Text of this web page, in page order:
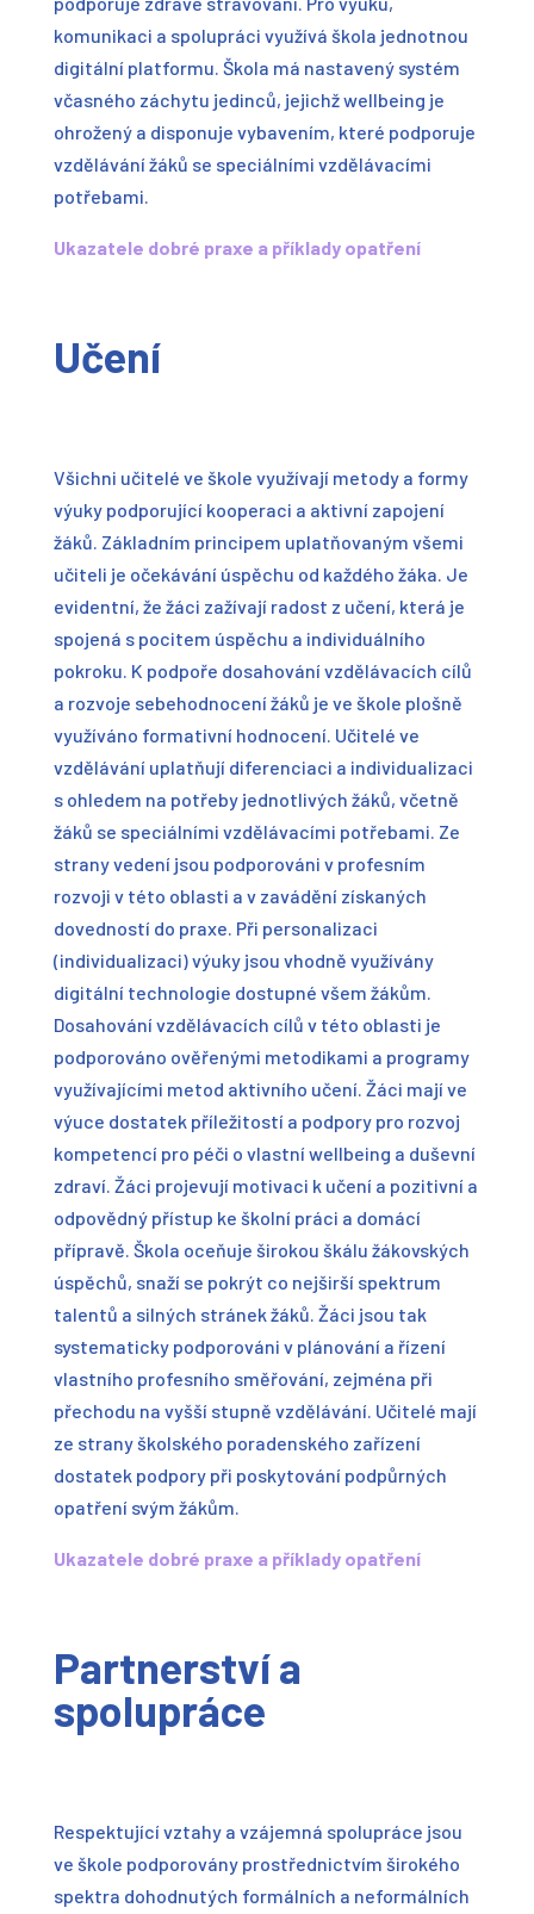
komunikaci a spolupráci využívá škola jednotnou
digitální platformu. Škola má nastavený systém
včasného záchytu jedinců, jejichž wellbeing je
ohrožený a disponuje vybavením, které podporuje
vzdělávání žáků se speciálními vzdělávacími
potřebami.
Ukazatele dobré praxe a příklady opatření
Učení
Všichni učitelé ve škole využívají metody a formy
výuky podporující kooperaci a aktivní zapojení
žáků. Základním principem uplatňovaným všemi
učiteli je očekávání úspěchu od každého žáka. Je
evidentní, že žáci zažívají radost z učení, která je
spojená s pocitem úspěchu a individuálního
pokroku. K podpoře dosahování vzdělávacích cílů
a rozvoje sebehodnocení žáků je ve škole plošně
využíváno formativní hodnocení. Učitelé ve
vzdělávání uplatňují diferenciaci a individualizaci
s ohledem na potřeby jednotlivých žáků, včetně
žáků se speciálními vzdělávacími potřebami. Ze
strany vedení jsou podporováni v profesním
rozvoji v této oblasti a v zavádění získaných
dovedností do praxe. Při personalizaci
(individualizaci) výuky jsou vhodně využívány
digitální technologie dostupné všem žákům.
Dosahování vzdělávacích cílů v této oblasti je
podporováno ověřenými metodikami a programy
využívajícími metod aktivního učení. Žáci mají ve
výuce dostatek příležitostí a podpory pro rozvoj
kompetencí pro péči o vlastní wellbeing a duševní
zdraví. Žáci projevují motivaci k učení a pozitivní a
odpovědný přístup ke školní práci a domácí
přípravě. Škola oceňuje širokou škálu žákovských
úspěchů, snaží se pokrýt co nejširší spektrum
talentů a silných stránek žáků. Žáci jsou tak
systematicky podporováni v plánování a řízení
vlastního profesního směřování, zejména při
přechodu na vyšší stupně vzdělávání. Učitelé mají
ze strany školského poradenského zařízení
dostatek podpory při poskytování podpůrných
opatření svým žákům.
Ukazatele dobré praxe a příklady opatření
Partnerství a
spolupráce
Respektující vztahy a vzájemná spolupráce jsou
ve škole podporovány prostřednictvím širokého
spektra dohodnutých formálních a neformálních